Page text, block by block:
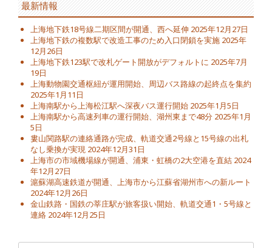
最新情報
上海地下鉄18号線二期区間が開通、西へ延伸 2025年12月27日
上海地下鉄の複数駅で改造工事のため入口閉鎖を実施 2025年
12月26日
上海地下鉄123駅で改札ゲート開放がデフォルトに 2025年7月
19日
上海動物園交通枢紐が運用開始、周辺バス路線の起終点を集約
2025年1月11日
上海南駅から上海松江駅へ深夜バス運行開始 2025年1月5日
上海南駅から高速列車の運行開始、湖州東まで48分 2025年1月
5日
婁山関路駅の連絡通路が完成、軌道交通2号線と15号線の出札
なし乗換が実現 2024年12月31日
上海市の市域機場線が開通、浦東・虹橋の2大空港を直結 2024
年12月27日
滬蘇湖高速鉄道が開通、上海市から江蘇省湖州市への新ルート
2024年12月26日
金山鉄路・国鉄の莘庄駅が旅客扱い開始、軌道交通1・5号線と
連絡 2024年12月25日